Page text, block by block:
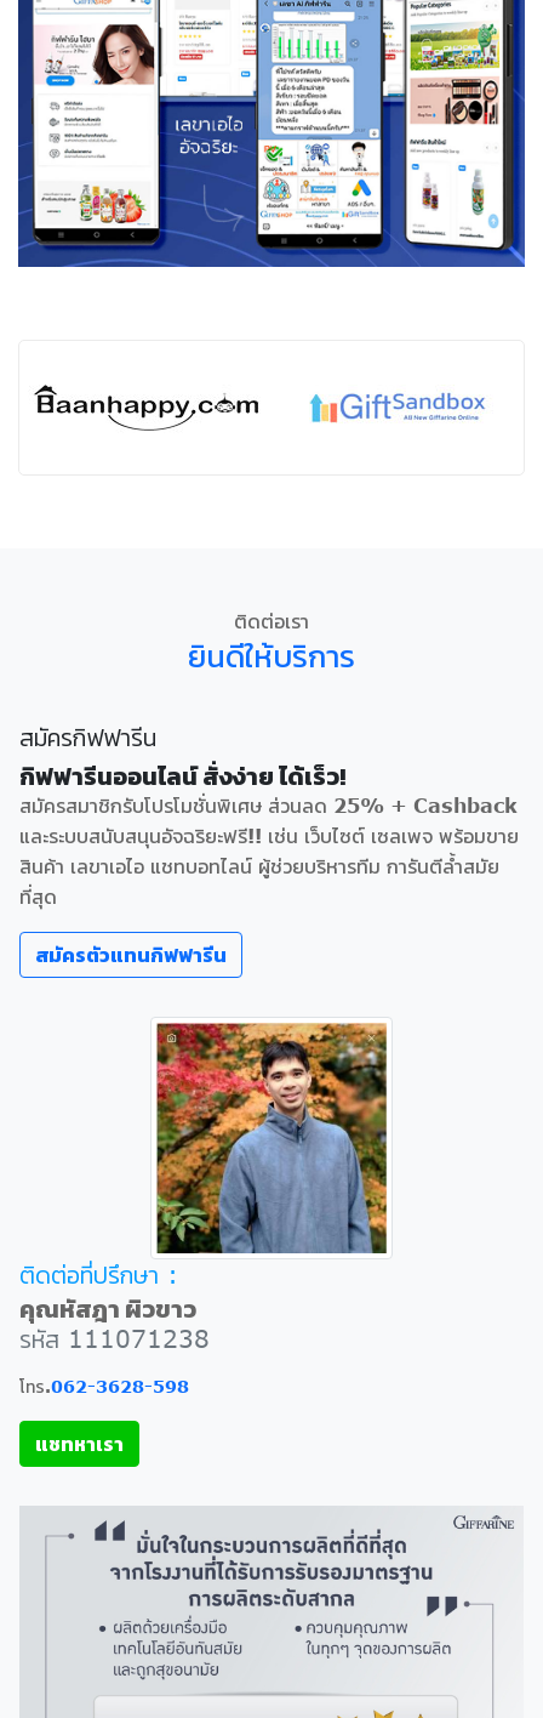
ติดต่อเรา
ยินดีให้บริการ
สมัครกิฟฟารีน
กิฟฟารีนออนไลน์ สั่งง่าย ได้เร็ว!
สมัครสมาชิกรับโปรโมชั่นพิเศษ ส่วนลด 25% + Cashback
และระบบสนับสนุนอัจฉริยะฟรี!! เช่น เว็บไซต์ เซลเพจ พร้อมขาย
สินค้า เลขาเอไอ แชทบอทไลน์ ผู้ช่วยบริหารทีม การันตีล้ำสมัย
ที่สุด
สมัครตัวแทนกิฟฟารีน
ติดต่อที่ปรึกษา :
คุณหัสฎา ผิวขาว
รหัส 111071238
โทร.062-3628-598
แชทหาเรา